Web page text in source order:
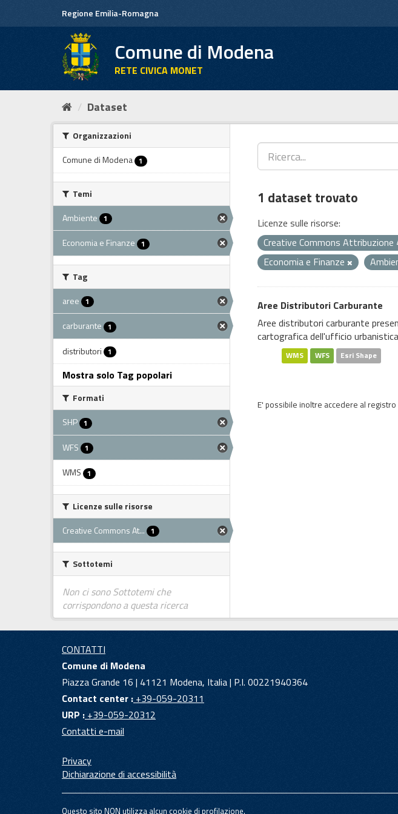
Regione Emilia-Romagna
Comune di Modena
RETE CIVICA MONET
Dataset
Organizzazioni
Comune di Modena 1
Temi
Ambiente 1
Economia e Finanze 1
Tag
aree 1
carburante 1
distributori 1
Mostra solo Tag popolari
Formati
SHP 1
WFS 1
WMS 1
Licenze sulle risorse
Creative Commons At... 1
Sottotemi
Non ci sono Sottotemi che
corrispondono a questa ricerca
1 dataset trovato
Licenze sulle risorse:
Creative Commons Attribuzione
Economia e Finanze
Aree Distributori Carburante
Aree distributori carburante
cartografica dell'ufficio urbanistica
WMS WFS Esri Shape
E' possibile inoltre accedere al
CONTATTI
Comune di Modena
Piazza Grande 16 | 41121 Modena, Italia | P.I. 00221940364
Contact center : +39-059-20311
URP : +39-059-20312
Contatti e-mail
Privacy
Dichiarazione di accessibilità
Questo sito NON utilizza alcun cookie di profilazione.